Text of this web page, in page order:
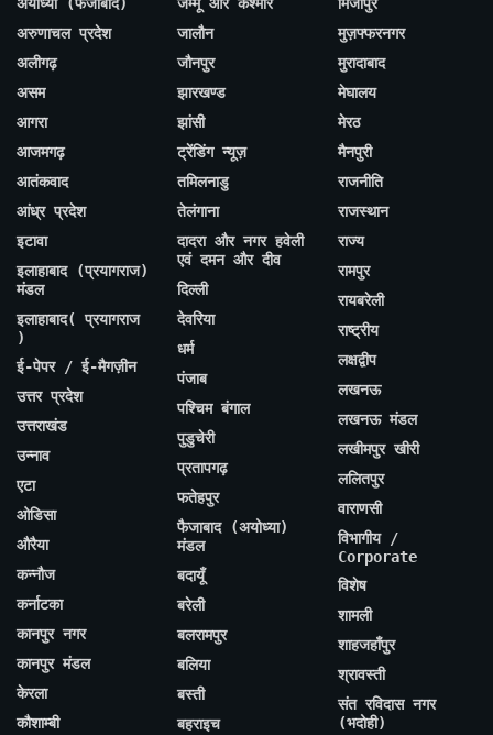
अरुणाचल प्रदेश
अलीगढ़
असम
आगरा
आजमगढ़
आतंकवाद
आंध्र प्रदेश
इटावा
इलाहाबाद (प्रयागराज)
मंडल
इलाहाबाद( प्रयागराज
)
ई-पेपर / ई-मैगज़ीन
उत्तर प्रदेश
उत्तराखंड
उन्नाव
एटा
ओडिसा
औरैया
कन्नौज
कर्नाटका
कानपुर नगर
कानपुर मंडल
केरला
कौशाम्बी
जालौन
जौनपुर
झारखण्ड
झांसी
ट्रेंडिंग न्यूज़
तमिलनाडु
तेलंगाना
दादरा और नगर हवेली
एवं दमन और दीव
दिल्ली
देवरिया
धर्म
पंजाब
पश्चिम बंगाल
पुडुचेरी
प्रतापगढ़
फतेहपुर
फैजाबाद (अयोध्या)
मंडल
बदायूँ
बरेली
बलरामपुर
बलिया
बस्ती
बहराइच
मुज़फ्फरनगर
मुरादाबाद
मेघालय
मेरठ
मैनपुरी
राजनीति
राजस्थान
राज्य
रामपुर
रायबरेली
राष्ट्रीय
लक्षद्वीप
लखनऊ
लखनऊ मंडल
लखीमपुर खीरी
ललितपुर
वाराणसी
विभागीय /
Corporate
विशेष
शामली
शाहजहाँपुर
श्रावस्ती
संत रविदास नगर
(भदोही)